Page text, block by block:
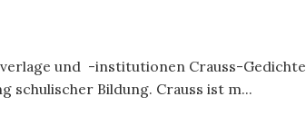
und -institutionen Crauss-Gedichte
schulischer Bildung. Crauss ist m...